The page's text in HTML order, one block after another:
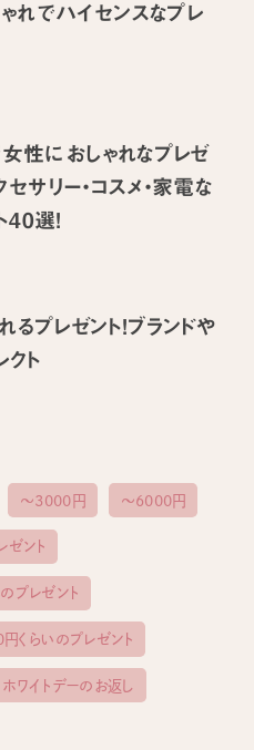
れでハイセンスなプレ
性におしゃれなプレゼ
セサリー・コスメ・家電な
選！
プレゼント！ブランドや
クト
〜3000円 〜6000円
ゼント
プレゼント
くらいのプレゼント
ホワイトデーのお返し